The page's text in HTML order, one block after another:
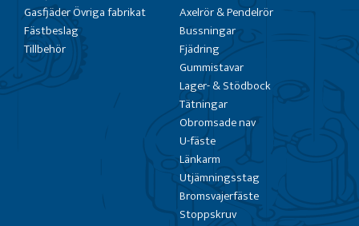
Gasfjäder Övriga fabrikat
Fästbeslag
Tillbehör
Axelrör & Pendelrör
Bussningar
Fjädring
Gummistavar
Lager- & Stödbock
Tätningar
Obromsade nav
U-fäste
Länkarm
Utjämningsstag
Bromsvajerfäste
Stoppskruv